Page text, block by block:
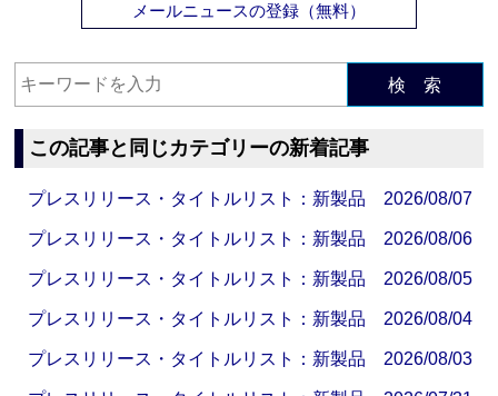
メールニュースの登録（無料）
検 索
この記事と同じカテゴリーの新着記事
プレスリリース・タイトルリスト：新製品 2026/08/07
プレスリリース・タイトルリスト：新製品 2026/08/06
プレスリリース・タイトルリスト：新製品 2026/08/05
プレスリリース・タイトルリスト：新製品 2026/08/04
プレスリリース・タイトルリスト：新製品 2026/08/03